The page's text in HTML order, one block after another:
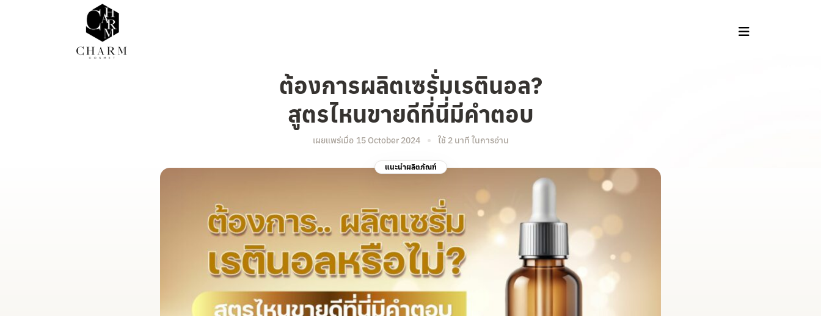
ต้องการผลิตเซรั่มเรตินอล?
สูตรไหนขายดีที่นี่มีคำตอบ
เผยแพร่เมื่อ 15 October 2024 ใช้ 2 นาที ในการอ่าน
แนะนำผลิตภัณฑ์